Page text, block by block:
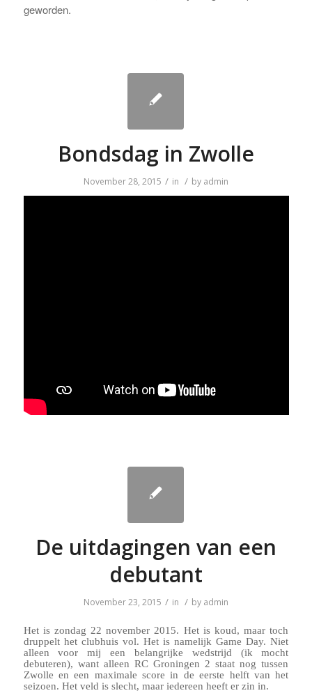
geworden.
Bondsdag in Zwolle
November 28, 2015 / in / by admin
De uitdagingen van een
debutant
November 23, 2015 / in / by admin
Het is zondag 22 november 2015. Het is koud, maar toch
druppelt het clubhuis vol. Het is namelijk Game Day. Niet
alleen voor mij een belangrijke wedstrijd (ik mocht
debuteren), want alleen RC Groningen 2 staat nog tussen
Zwolle en een maximale score in de eerste helft van het
seizoen. Het veld is slecht, maar iedereen heeft er zin in.